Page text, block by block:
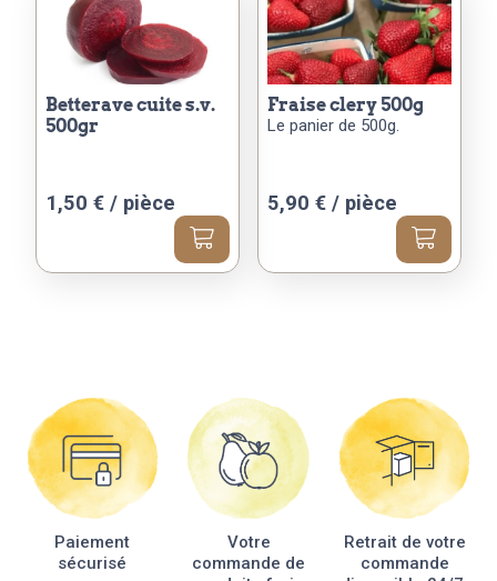
betterave cuite s.v.
500gr
1,50 € / pièce
fraise clery 500g
Le panier de 500g.
5,90 € / pièce
Paiement
sécurisé
Votre
commande de
Retrait de votre
commande